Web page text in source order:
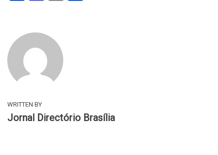
WRITTEN BY
Jornal Directório Brasília